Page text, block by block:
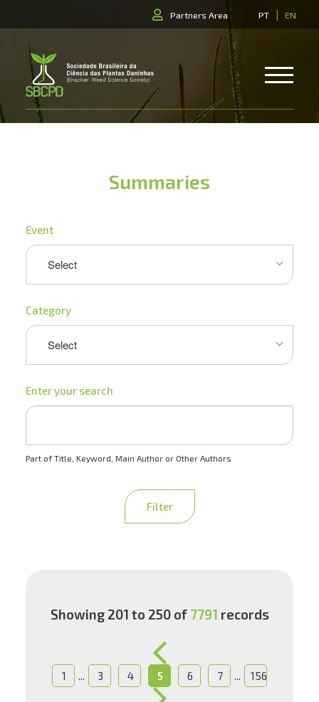
PT| EN
Partners Area
Summaries
Event
Category
Enter your search
Part of Title, Keyword, Main Author or Other Authors
Filter
Showing 201 to 250 of 7791 records
1 3 4 5 6 7 156